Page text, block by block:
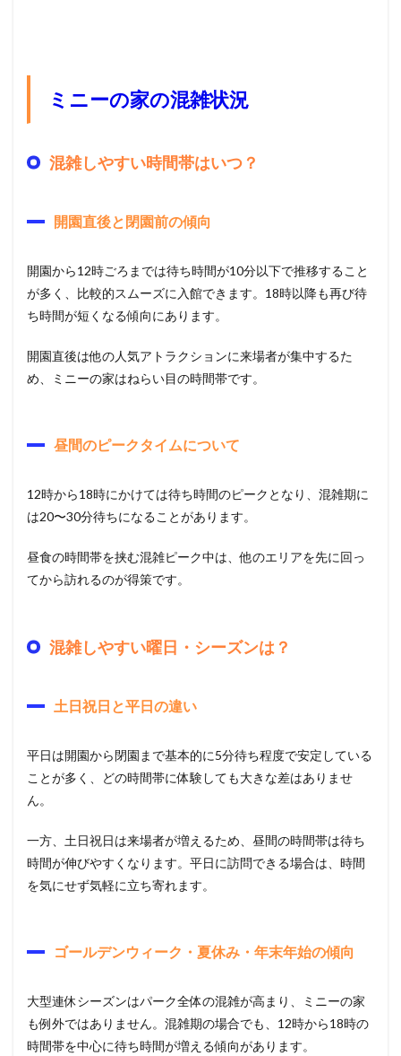
ミニーの家の混雑状況
混雑しやすい時間帯はいつ？
開園直後と閉園前の傾向
開園から12時ごろまでは待ち時間が10分以下で推移すること
が多く、比較的スムーズに入館できます。18時以降も再び待
ち時間が短くなる傾向にあります。
開園直後は他の人気アトラクションに来場者が集中するた
め、ミニーの家はねらい目の時間帯です。
昼間のピークタイムについて
12時から18時にかけては待ち時間のピークとなり、混雑期に
は20〜30分待ちになることがあります。
昼食の時間帯を挟む混雑ピーク中は、他のエリアを先に回っ
てから訪れるのが得策です。
混雑しやすい曜日・シーズンは？
土日祝日と平日の違い
平日は開園から閉園まで基本的に5分待ち程度で安定している
ことが多く、どの時間帯に体験しても大きな差はありませ
ん。
一方、土日祝日は来場者が増えるため、昼間の時間帯は待ち
時間が伸びやすくなります。平日に訪問できる場合は、時間
を気にせず気軽に立ち寄れます。
ゴールデンウィーク・夏休み・年末年始の傾向
大型連休シーズンはパーク全体の混雑が高まり、ミニーの家
も例外ではありません。混雑期の場合でも、12時から18時の
時間帯を中心に待ち時間が増える傾向があります。